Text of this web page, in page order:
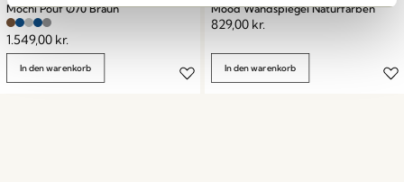
Mochi Pouf Ø70 Braun
1.549,00 kr.
In den warenkorb
Mood Wandspiegel Naturfarben
829,00 kr.
In den warenkorb